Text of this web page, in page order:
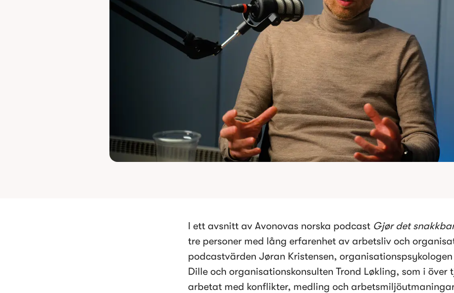
I ett avsnitt av Avonovas norska podcast Gjør det
tre personer med lång erfarenhet av arbetsliv och
podcastvärden Jøran Kristensen,
Dille och organisationskonsulten Trond Løkling, som i över
arbetat med konflikter, medling och